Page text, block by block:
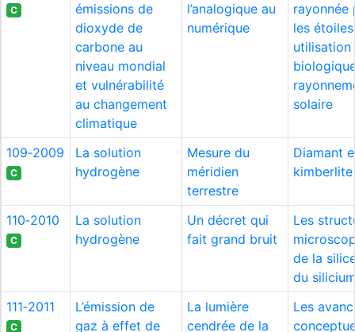
C
émissions de
dioxyde de
carbone au
niveau mondial
et vulnérabilité
au changement
climatique
l’analogique au
numérique
rayonnée
les
utilisation
solaire
109‑2009
C
La solution
hydrogène
Mesure du
méridien
terrestre
Diamant
kimberlite
110‑2010
C
La solution
hydrogène
Un décret qui
fait grand bruit
Les
de la
du
111‑2011
C
L’émission de
gaz à effet de
La lumière
cendrée de la
Les